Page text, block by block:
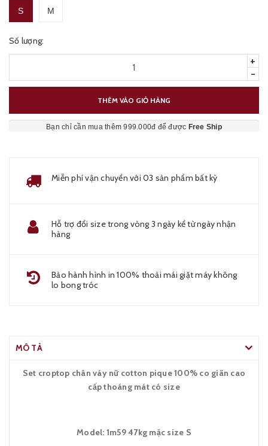
S M
Số lượng:
+
-
THÊM VÀO GIỎ HÀNG
Bạn chỉ cần mua thêm 999.000đ để được Free Ship
Miễn phí vận chuyển với 03 sản phẩm bất kỳ
Hỗ trợ đổi size trong vòng 3 ngày kể từ ngày nhận
hàng
Bảo hành hình in 100% thoải mái giặt máy không
lo bong tróc
MÔ TẢ
Set croptop chân váy nữ cotton pique 100% co giãn cao
cấp thoáng mát có size
Model: 1m59 47kg mặc size S